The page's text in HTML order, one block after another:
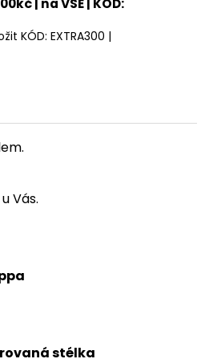
KÓD: EXTRA300 |
Vás.
stélka